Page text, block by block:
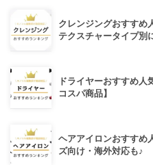
クレンジングおすすめ
テクスチャータイプ別
ドライヤーおすすめ人
コスパ商品】
ヘアアイロンおすすめ
ズ向け・海外対応も♪